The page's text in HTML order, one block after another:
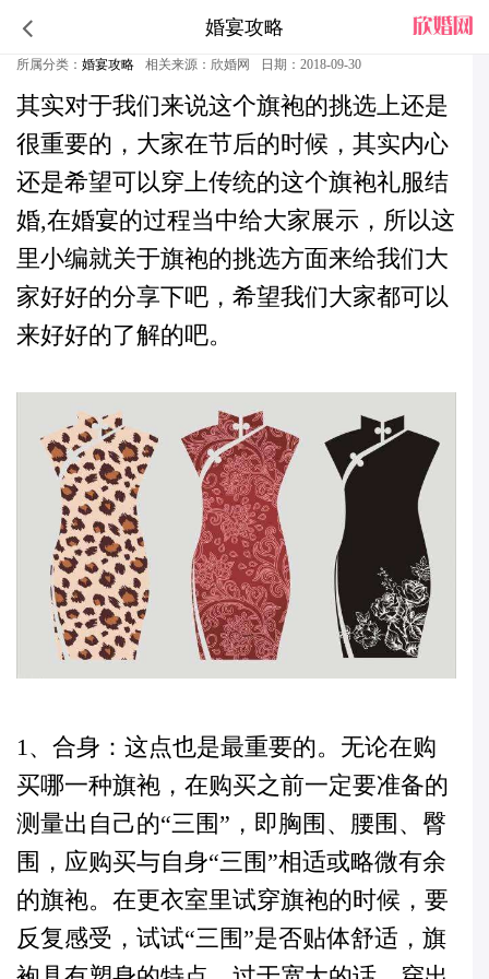
婚宴攻略
中式婚礼旗袍挑选六要素
所属分类： 婚宴攻略 相关来源：欣婚网 日期：2018-09-30
其实对于我们来说这个旗袍的挑选上还是
很重要的，大家在节后的时候，其实内心
还是希望可以穿上传统的这个旗袍礼服结
婚,在婚宴的过程当中给大家展示，所以这
里小编就关于旗袍的挑选方面来给我们大
家好好的分享下吧，希望我们大家都可以
来好好的了解的吧。
1、合身：这点也是最重要的。无论在购
买哪一种旗袍，在购买之前一定要准备的
测量出自己的“三围”，即胸围、腰围、臀
围，应购买与自身“三围”相适或略微有余
的旗袍。在更衣室里试穿旗袍的时候，要
反复感受，试试“三围”是否贴体舒适，旗